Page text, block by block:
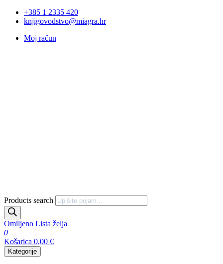
+385 1 2335 420
knjigovodstvo@miagra.hr
Moj račun
Products search
Omiljeno Lista želja
0
Košarica 0,00 €
Kategorije